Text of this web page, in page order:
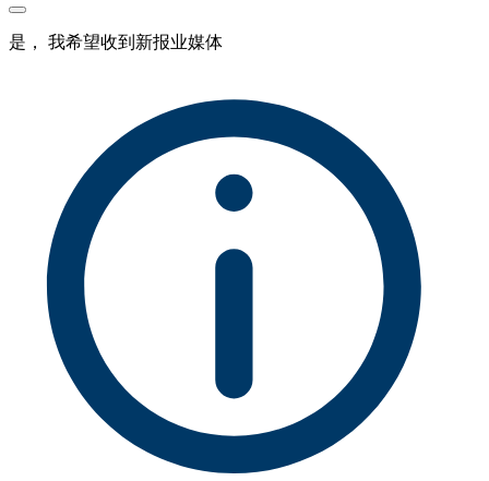
是， 我希望收到新报业媒体